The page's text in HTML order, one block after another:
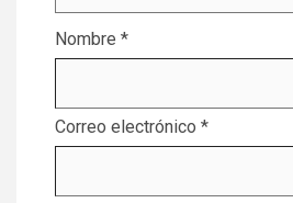
Nombre *
Correo electrónico *